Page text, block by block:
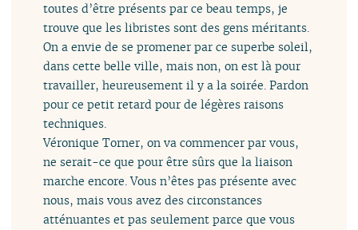
toutes d’être présents par ce beau temps, je
trouve que les libristes sont des gens méritants.
On a envie de se promener par ce superbe soleil,
dans cette belle ville, mais non, on est là pour
travailler, heureusement il y a la soirée. Pardon
pour ce petit retard pour de légères raisons
techniques.
Véronique Torner, on va commencer par vous,
ne serait-ce que pour être sûrs que la liaison
marche encore. Vous n’êtes pas présente avec
nous, mais vous avez des circonstances
atténuantes et pas seulement parce que vous